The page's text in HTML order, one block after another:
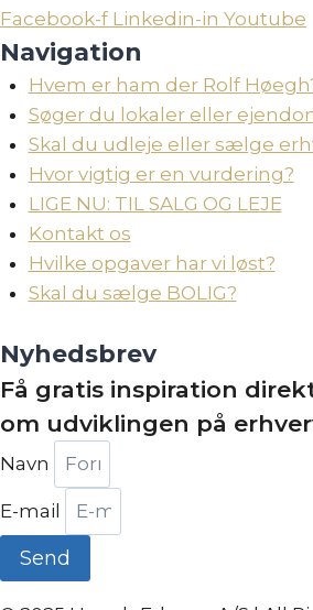
Facebook-f Linkedin-in Youtube
Navigation
Hvem er ham der Rolf
Søger du lokaler eller
Skal du udleje eller sælge
Hvor vigtig er en vurdering?
LIGE NU: TIL SALG OG LEJE
Kontakt os
Hvilke opgaver har vi løst?
Skal du sælge BOLIG?
Nyhedsbrev
Få gratis inspiration
om udviklingen på
Navn
E-mail
Send